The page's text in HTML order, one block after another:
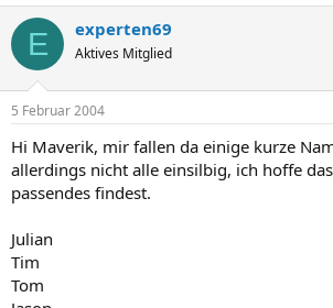
E experten69
Aktives Mitglied
5 Februar 2004
Hi Maverik, mir fallen da einige kurze
allerdings nicht alle einsilbig, ich hoffe
passendes findest.
Julian
Tim
Tom